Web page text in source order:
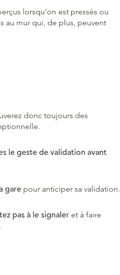
lorsqu’on est pressés ou
au mur qui, de plus, peuvent
donc toujours des
le geste de validation avant
gare pour anticiper sa validation.
pas à le signaler et à faire